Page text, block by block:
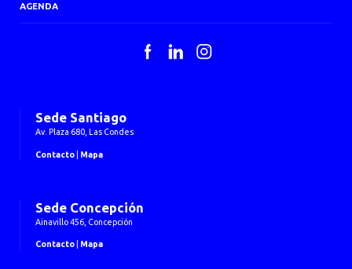
AGENDA
FacebookLinkedInInstagram
Sede Santiago
Av. Plaza 680, Las Condes
Contacto Mapa
Sede Concepción
Ainavillo 456, Concepción
Contacto Mapa